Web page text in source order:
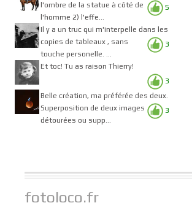
5
l'ombre de la statue à côté de
l'homme 2) l'effe...
3
Il y a un truc qui m'interpelle dans les
copies de tableaux , sans
touche personelle. ...
3
Et toc! Tu as raison Thierry!
3
Belle création, ma préférée des deux.
Superposition de deux images
détourées ou supp...
fotoloco.fr